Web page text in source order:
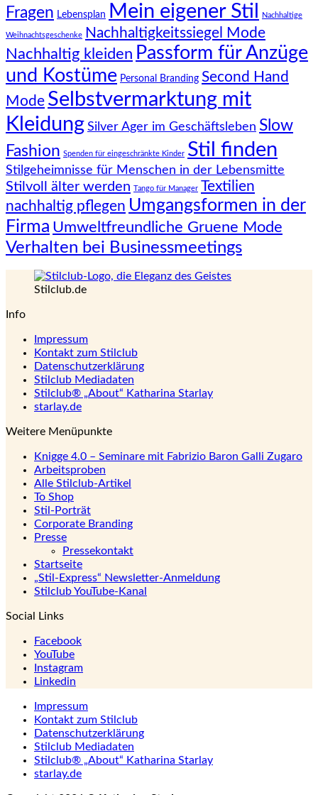
Fragen Lebensplan Mein eigener Stil Nachhaltige
Weihnachtsgeschenke
Nachhaltigkeitssiegel Mode
Nachhaltig kleiden Passform für Anzüge
und Kostüme Personal Branding Second Hand
Mode Selbstvermarktung mit
Kleidung Silver Ager im Geschäftsleben Slow
Fashion Spenden für eingeschränkte Kinder Stil finden
Stilgeheimnisse für Menschen in der Lebensmitte
Stilvoll älter werden Tango für Manager Textilien
nachhaltig pflegen Umgangsformen in der
Firma Umweltfreundliche Gruene Mode
Verhalten bei Businessmeetings
Stilclub.de
Info
Impressum
Kontakt zum Stilclub
Datenschutzerklärung
Stilclub Mediadaten
Stilclub® „About“ Katharina Starlay
starlay.de
Weitere Menüpunkte
Knigge 4.0 – Seminare mit Fabrizio Baron Galli Zugaro
Arbeitsproben
Alle Stilclub-Artikel
To Shop
Stil-Porträt
Corporate Branding
Presse
Pressekontakt
Startseite
„Stil-Express“ Newsletter-Anmeldung
Stilclub YouTube-Kanal
Social Links
Facebook
YouTube
Instagram
Linkedin
Impressum
Kontakt zum Stilclub
Datenschutzerklärung
Stilclub Mediadaten
Stilclub® „About“ Katharina Starlay
starlay.de